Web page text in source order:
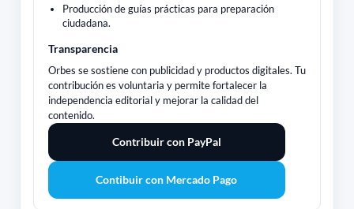
Producción de guías prácticas para preparación
ciudadana.
Transparencia
Orbes se sostiene con publicidad y productos digitales. Tu
contribución es voluntaria y permite fortalecer la
independencia editorial y mejorar la calidad del
contenido.
Contribuir con PayPal
Contibuir con Mercado Pago